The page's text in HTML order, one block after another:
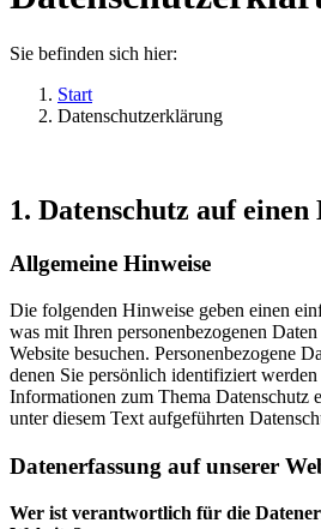
Sie befinden sich hier:
Start
Datenschutzerklärung
1. Datenschutz auf
Allgemeine Hinweise
Die folgenden Hinweise geben einen
was mit Ihren personenbezogenen
Website besuchen. Personenbezogene
denen Sie persönlich identifiziert
Informationen zum Thema Datenschutz
unter diesem Text aufgeführten
Datenerfassung auf unserer
Wer ist verantwortlich für die